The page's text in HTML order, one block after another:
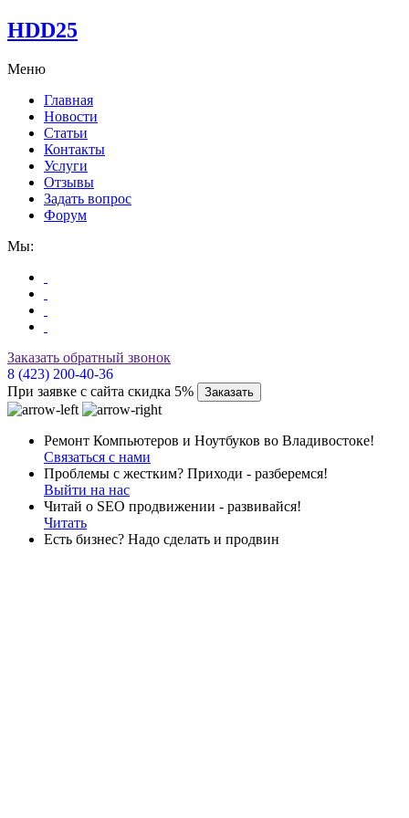
HDD25
Меню
Главная
Новости
Статьи
Контакты
Услуги
Отзывы
Задать вопрос
Форум
Мы:
Заказать обратный звонок
8 (423) 200-40-36
При заявке с сайта скидка 5%
Заказать
Ремонт Компьютеров и Ноутбуков во Владивостоке!
Связаться с нами
Проблемы с жестким? Приходи - разберемся!
Выйти на нас
Читай о SEO продвижении - развивайся!
Читать
Есть бизнес? Надо сделать и продвин